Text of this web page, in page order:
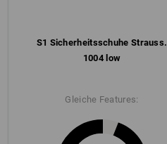
S1 Sicherheits­schuhe Strauss.​
1004 low
Gleiche Features: